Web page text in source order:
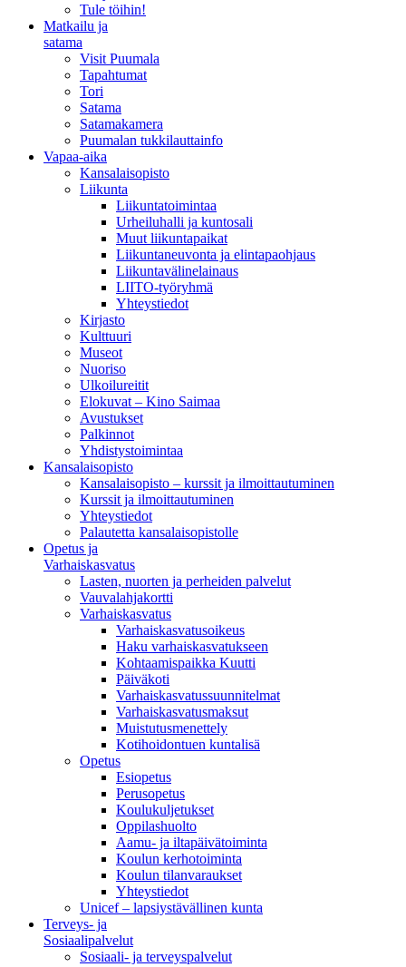
Tule töihin!
Matkailu ja
satama
Visit Puumala
Tapahtumat
Tori
Satama
Satamakamera
Puumalan tukkilauttainfo
Vapaa-aika
Kansalaisopisto
Liikunta
Liikuntatoimintaa
Urheiluhalli ja kuntosali
Muut liikuntapaikat
Liikuntaneuvonta ja elintapaohjaus
Liikuntavälinelainaus
LIITO-työryhmä
Yhteystiedot
Kirjasto
Kulttuuri
Museot
Nuoriso
Ulkoilureitit
Elokuvat – Kino Saimaa
Avustukset
Palkinnot
Yhdistystoimintaa
Kansalaisopisto
Kansalaisopisto – kurssit ja ilmoittautuminen
Kurssit ja ilmoittautuminen
Yhteystiedot
Palautetta kansalaisopistolle
Opetus ja
Varhaiskasvatus
Lasten, nuorten ja perheiden palvelut
Vauvalahjakortti
Varhaiskasvatus
Varhaiskasvatusoikeus
Haku varhaiskasvatukseen
Kohtaamispaikka Kuutti
Päiväkoti
Varhaiskasvatussuunnitelmat
Varhaiskasvatusmaksut
Muistutusmenettely
Kotihoidontuen kuntalisä
Opetus
Esiopetus
Perusopetus
Koulukuljetukset
Oppilashuolto
Aamu- ja iltapäivätoiminta
Koulun kerhotoiminta
Koulun tilanvaraukset
Yhteystiedot
Unicef – lapsiystävällinen kunta
Terveys- ja
Sosiaalipalvelut
Sosiaali- ja terveyspalvelut